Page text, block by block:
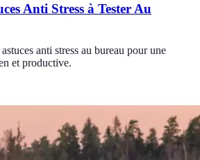
Anti Stress à Tester Au
anti stress au bureau pour une
et productive.